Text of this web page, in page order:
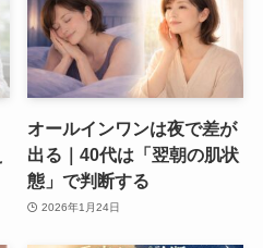
オールインワンは夜で差が
出る｜40代は「翌朝の肌状
態」で判断する
2026年1月24日